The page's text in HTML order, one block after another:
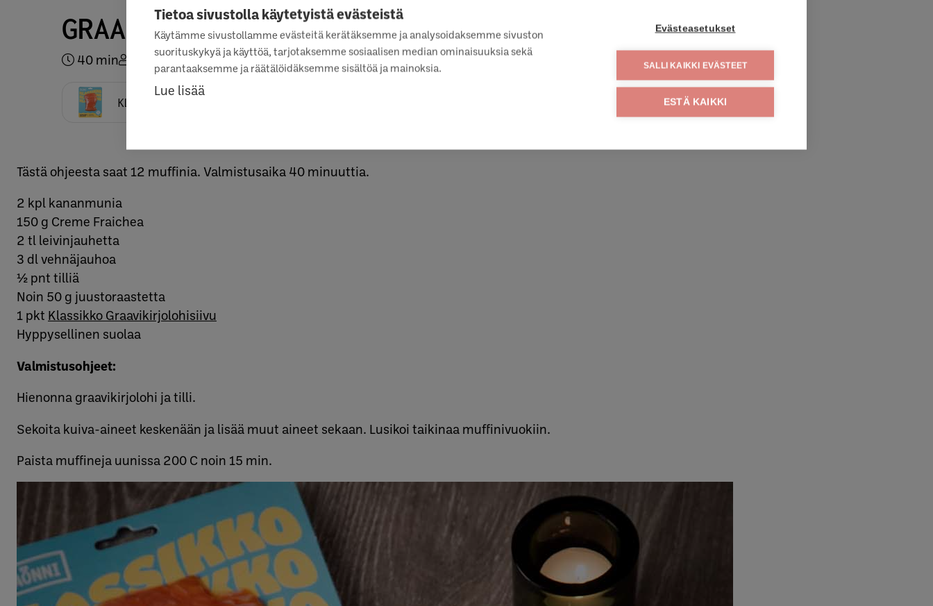
GRAAVIKIRJOLOHI-MUFFINI
40 min
KLASSIKKO GRAAVIKIRJOLOHISIIVU, 150 G
Tästä ohjeesta saat 12 muffinia. Valmistusaika 40 minuuttia.
2 kpl kananmunia
150 g Creme Fraichea
2 tl leivinjauhetta
3 dl vehnäjauhoa
½ pnt tilliä
Noin 50 g juustoraastetta
1 pkt Klassikko Graavikirjolohisiivu
Hyppysellinen suolaa
Valmistusohjeet:
Hienonna graavikirjolohi ja tilli.
Sekoita kuiva-aineet keskenään ja lisää muut aineet sekaan. Lusikoi taikinaa muffinivuokiin.
Paista muffineja uunissa 200 C noin 15 min.
Tietoa sivustolla käytetyistä evästeistä
Käytämme sivustollamme evästeitä kerätäksemme ja analysoidaksemme sivuston
suorituskykyä ja käyttöä, tarjotaksemme sosiaalisen median ominaisuuksia sekä
parantaaksemme ja räätälöidäksemme sisältöä ja mainoksia.
Lue lisää
Evästeasetukset
SALLI KAIKKI EVÄSTEET
ESTÄ KAIKKI